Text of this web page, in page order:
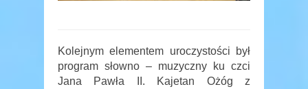
Kolejnym elementem uroczystości był
program słowno – muzyczny ku czci
Jana Pawła II. Kajetan Ożóg z